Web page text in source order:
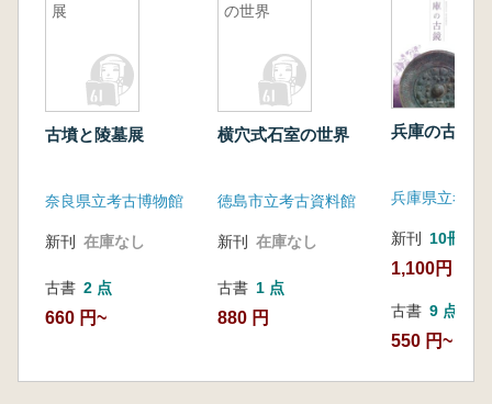
展
古墳と陵墓展
奈良県立考古博物館
新刊 在庫なし
古書 2 点
660 円~
の世界
横穴式石室の世界
徳島市立考古資料館
新刊 在庫なし
古書 1 点
880 円
兵庫の古鏡
兵庫県立考古
新刊 10冊以上
1,100円
古書 9 点
550 円~